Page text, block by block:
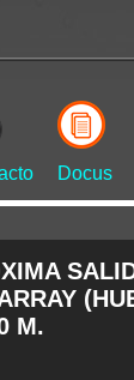
Docus
M.